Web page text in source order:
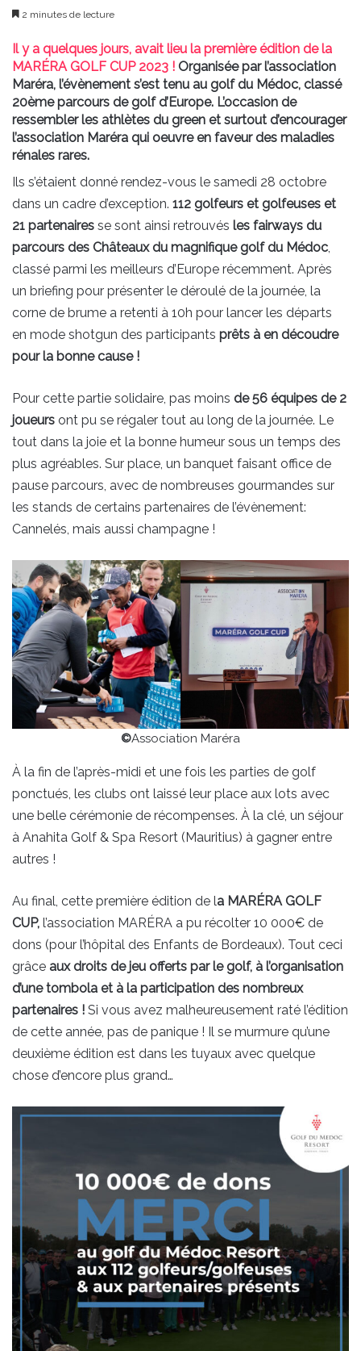
2 minutes de lecture
Il y a quelques jours, avait lieu la première édition de la
MARÉRA GOLF CUP 2023 ! Organisée par l’association
Maréra, l’évènement s’est tenu au golf du Médoc, classé
20ème parcours de golf d’Europe. L’occasion de
ressembler les athlètes du green et surtout d’encourager
l’association Maréra qui oeuvre en faveur des maladies
rénales rares.
Ils s’étaient donné rendez-vous le samedi 28 octobre
dans un cadre d’exception. 112 golfeurs et golfeuses et
21 partenaires se sont ainsi retrouvés les fairways du
parcours des Châteaux du magnifique golf du Médoc,
classé parmi les meilleurs d’Europe récemment. Après
un briefing pour présenter le déroulé de la journée, la
corne de brume a retenti à 10h pour lancer les départs
en mode shotgun des participants prêts à en découdre
pour la bonne cause !
Pour cette partie solidaire, pas moins de 56 équipes de 2
joueurs ont pu se régaler tout au long de la journée. Le
tout dans la joie et la bonne humeur sous un temps des
plus agréables. Sur place, un banquet faisant office de
pause parcours, avec de nombreuses gourmandes sur
les stands de certains partenaires de l’évènement:
Cannelés, mais aussi champagne !
©Association Maréra
À la fin de l’après-midi et une fois les parties de golf
ponctués, les clubs ont laissé leur place aux lots avec
une belle cérémonie de récompenses. À la clé, un séjour
à Anahita Golf & Spa Resort (Mauritius) à gagner entre
autres !
Au final, cette première édition de la MARÉRA GOLF
CUP, l’association MARÉRA a pu récolter 10 000€ de
dons (pour l’hôpital des Enfants de Bordeaux). Tout ceci
grâce aux droits de jeu offerts par le golf, à l’organisation
d’une tombola et à la participation des nombreux
partenaires ! Si vous avez malheureusement raté l’édition
de cette année, pas de panique ! Il se murmure qu’une
deuxième édition est dans les tuyaux avec quelque
chose d’encore plus grand…